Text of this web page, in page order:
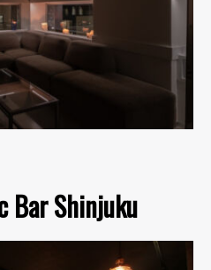
Bar Shinjuku